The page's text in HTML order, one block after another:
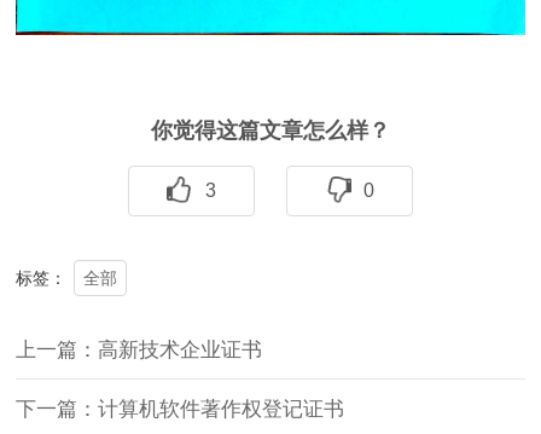
你觉得这篇文章怎么样？
3 0
标签： 全部
上一篇：高新技术企业证书
下一篇：计算机软件著作权登记证书